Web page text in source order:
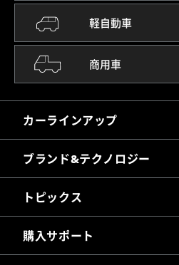
カーラインアップ
軽自動車
商用車
ブランド&テクノロジー
トピックス
購入サポート